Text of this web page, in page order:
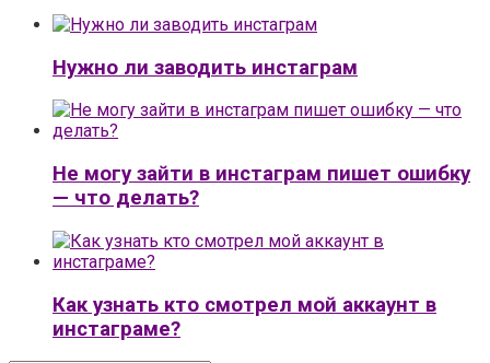
Нужно ли заводить инстаграм
Не могу зайти в инстаграм пишет ошибку
— что делать?
Как узнать кто смотрел мой аккаунт в
инстаграме?